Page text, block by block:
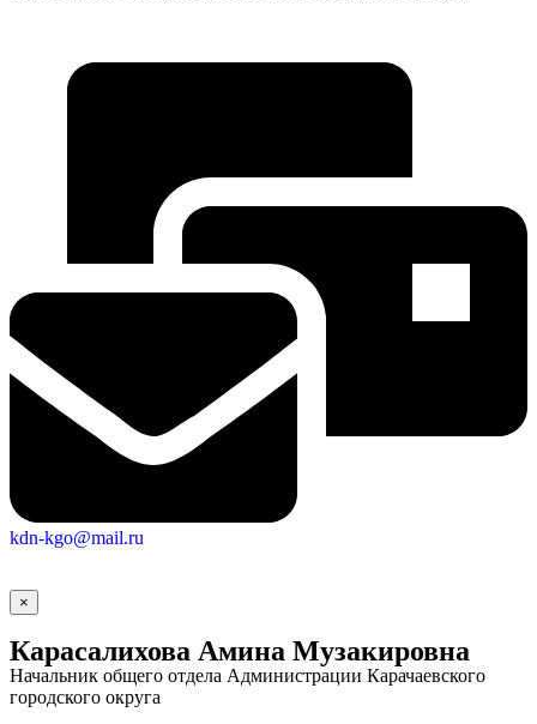
Городская Среда
kdn-kgo@mail.ru
×
Карасалихова Амина Музакировна
Начальник общего отдела Администрации Карачаевского
городского округа